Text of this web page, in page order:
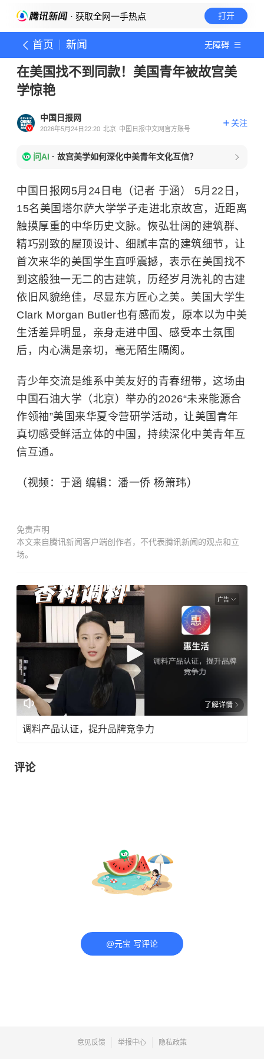
· 获取全网一手热点 打开
首页 新闻 无障碍
在美国找不到同款！美国青年被故宫美
学惊艳
中国日报网
2026年5月24日22:20 北京 中国日报中文网官方账号
关注
问AI · 故宫美学如何深化中美青年文化互信？
中国日报网5月24日电（记者 于涵） 5月22日，
15名美国塔尔萨大学学子走进北京故宫，近距离
触摸厚重的中华历史文脉。恢弘壮阔的建筑群、
精巧别致的屋顶设计、细腻丰富的建筑细节，让
首次来华的美国学生直呼震撼，表示在美国找不
到这般独一无二的古建筑，历经岁月洗礼的古建
依旧风貌绝佳，尽显东方匠心之美。美国大学生
Clark Morgan Butler也有感而发，原本以为中美
生活差异明显，亲身走进中国、感受本土氛围
后，内心满是亲切，毫无陌生隔阂。
青少年交流是维系中美友好的青春纽带，这场由
中国石油大学（北京）举办的2026“未来能源合
作领袖”美国来华夏令营研学活动，让美国青年
真切感受鲜活立体的中国，持续深化中美青年互
信互通。
（视频：于涵 编辑：潘一侨 杨箫玮）
免责声明
本文来自腾讯新闻客户端创作者，不代表腾讯新闻的观点和立
场。
广告
了解详情
调料产品认证，提升品牌竞争力
评论
@元宝 写评论
意见反馈 举报中心 隐私政策